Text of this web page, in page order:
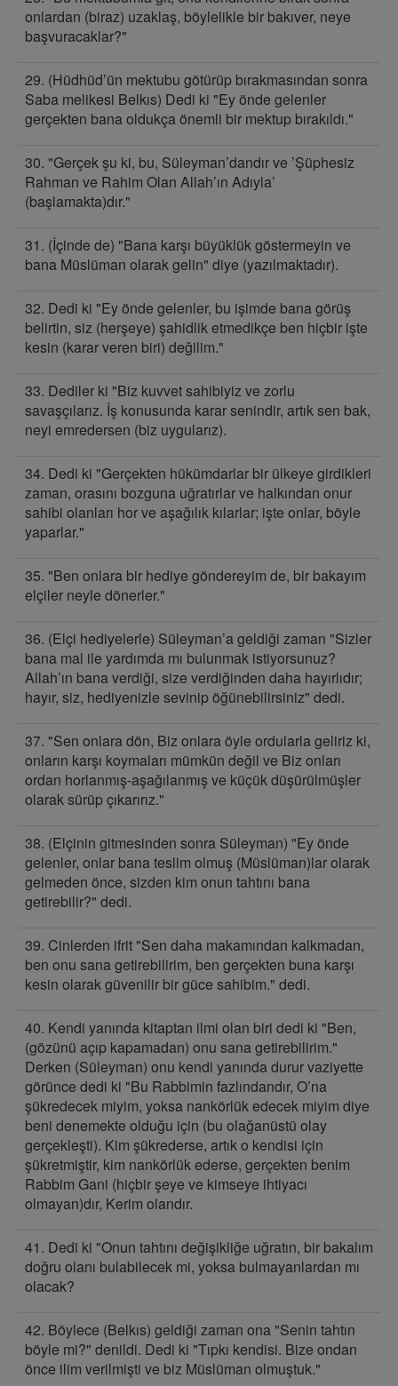
onlardan (biraz) uzaklaş, böylelikle bir bakıver, neye
başvuracaklar?"
29. (Hüdhüd’ün mektubu götürüp bırakmasından sonra
Saba melikesi Belkıs) Dedi ki "Ey önde gelenler
gerçekten bana oldukça önemli bir mektup bırakıldı."
30. "Gerçek şu ki, bu, Süleyman’dandır ve ’Şüphesiz
Rahman ve Rahim Olan Allah’ın Adıyla’
(başlamakta)dır."
31. (İçinde de) "Bana karşı büyüklük göstermeyin ve
bana Müslüman olarak gelin" diye (yazılmaktadır).
32. Dedi ki "Ey önde gelenler, bu işimde bana görüş
belirtin, siz (herşeye) şahidlik etmedikçe ben hiçbir işte
kesin (karar veren biri) değilim."
33. Dediler ki "Biz kuvvet sahibiyiz ve zorlu
savaşçılarız. İş konusunda karar senindir, artık sen bak,
neyi emredersen (biz uygularız).
34. Dedi ki "Gerçekten hükümdarlar bir ülkeye girdikleri
zaman, orasını bozguna uğratırlar ve halkından onur
sahibi olanları hor ve aşağılık kılarlar; işte onlar, böyle
yaparlar."
35. "Ben onlara bir hediye göndereyim de, bir bakayım
elçiler neyle dönerler."
36. (Elçi hediyelerle) Süleyman’a geldiği zaman "Sizler
bana mal ile yardımda mı bulunmak istiyorsunuz?
Allah’ın bana verdiği, size verdiğinden daha hayırlıdır;
hayır, siz, hediyenizle sevinip öğünebilirsiniz" dedi.
37. "Sen onlara dön, Biz onlara öyle ordularla geliriz ki,
onların karşı koymaları mümkün değil ve Biz onları
ordan horlanmış-aşağılanmış ve küçük düşürülmüşler
olarak sürüp çıkarırız."
38. (Elçinin gitmesinden sonra Süleyman) "Ey önde
gelenler, onlar bana teslim olmuş (Müslüman)lar olarak
gelmeden önce, sizden kim onun tahtını bana
getirebilir?" dedi.
39. Cinlerden ifrit "Sen daha makamından kalkmadan,
ben onu sana getirebilirim, ben gerçekten buna karşı
kesin olarak güvenilir bir güce sahibim." dedi.
40. Kendi yanında kitaptan ilmi olan biri dedi ki "Ben,
(gözünü açıp kapamadan) onu sana getirebilirim."
Derken (Süleyman) onu kendi yanında durur vaziyette
görünce dedi ki "Bu Rabbimin fazlındandır, O’na
şükredecek miyim, yoksa nankörlük edecek miyim diye
beni denemekte olduğu için (bu olağanüstü olay
gerçekleşti). Kim şükrederse, artık o kendisi için
şükretmiştir, kim nankörlük ederse, gerçekten benim
Rabbim Gani (hiçbir şeye ve kimseye ihtiyacı
olmayan)dır, Kerim olandır.
41. Dedi ki "Onun tahtını değişikliğe uğratın, bir bakalım
doğru olanı bulabilecek mi, yoksa bulmayanlardan mı
olacak?
42. Böylece (Belkıs) geldiği zaman ona "Senin tahtın
böyle mi?" denildi. Dedi ki "Tıpkı kendisi. Bize ondan
önce ilim verilmişti ve biz Müslüman olmuştuk."